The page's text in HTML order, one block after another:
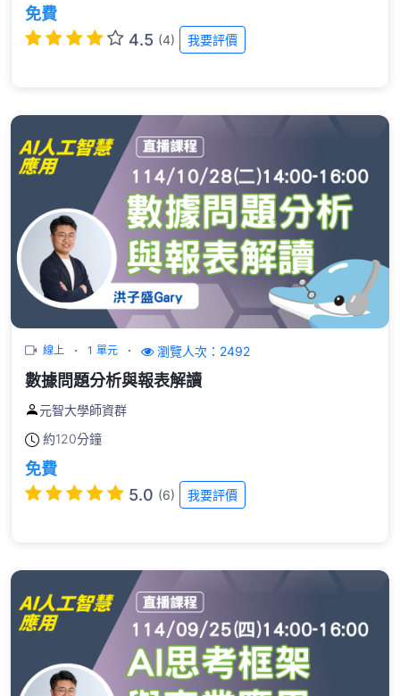
免費
4.5 (4) 我要評價
線上 1 單元 瀏覽人次：2492
數據問題分析與報表解讀
元智大學師資群
約120分鐘
免費
5.0 (6) 我要評價